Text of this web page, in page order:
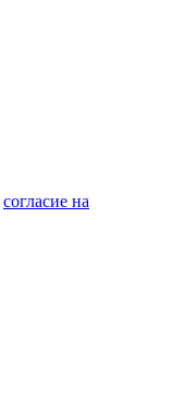
согласие на